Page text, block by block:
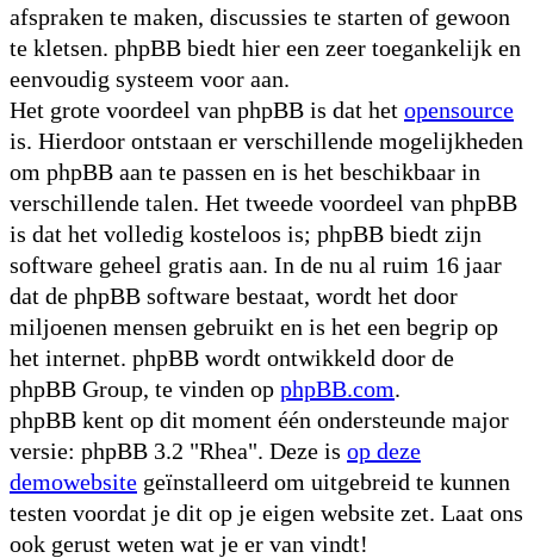
afspraken te maken, discussies te starten of gewoon
te kletsen. phpBB biedt hier een zeer toegankelijk en
eenvoudig systeem voor aan.
Het grote voordeel van phpBB is dat het opensource
is. Hierdoor ontstaan er verschillende mogelijkheden
om phpBB aan te passen en is het beschikbaar in
verschillende talen. Het tweede voordeel van phpBB
is dat het volledig kosteloos is; phpBB biedt zijn
software geheel gratis aan. In de nu al ruim 16 jaar
dat de phpBB software bestaat, wordt het door
miljoenen mensen gebruikt en is het een begrip op
het internet. phpBB wordt ontwikkeld door de
phpBB Group, te vinden op phpBB.com.
phpBB kent op dit moment één ondersteunde major
versie: phpBB 3.2 "Rhea". Deze is op deze
demowebsite geïnstalleerd om uitgebreid te kunnen
testen voordat je dit op je eigen website zet. Laat ons
ook gerust weten wat je er van vindt!